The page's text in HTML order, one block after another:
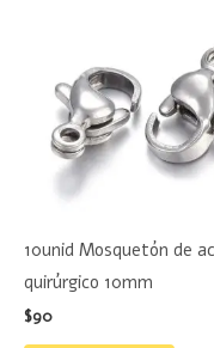
10unid Mosquetón de
quirúrgico 10mm
$90